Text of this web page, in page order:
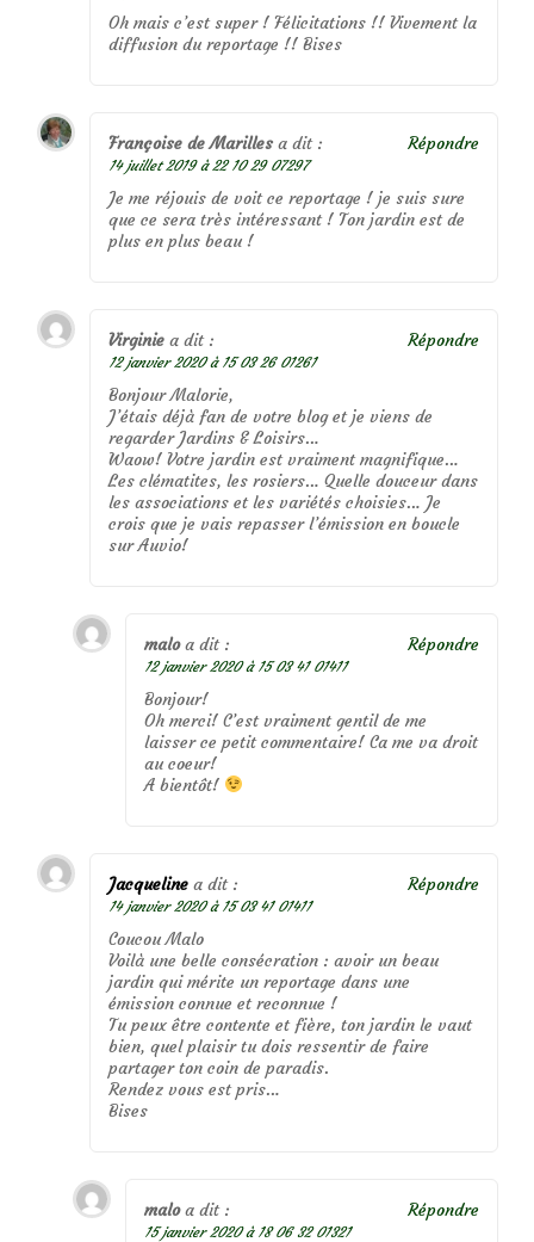
Oh mais c’est super ! Félicitations !! Vivement la
diffusion du reportage !! Bises
Françoise de Marilles a dit :
14 juillet 2019 à 22 10 29 07297
Je me réjouis de voit ce reportage ! je suis sure
que ce sera très intéressant ! Ton jardin est de
plus en plus beau !
Répondre
Virginie a dit :
12 janvier 2020 à 15 03 26 01261
Bonjour Malorie,
J’étais déjà fan de votre blog et je viens de
regarder Jardins & Loisirs…
Waow! Votre jardin est vraiment magnifique…
Les clématites, les rosiers… Quelle douceur dans
les associations et les variétés choisies… Je
crois que je vais repasser l’émission en boucle
sur Auvio!
Répondre
malo a dit :
12 janvier 2020 à 15 03 41 01411
Bonjour!
Oh merci! C’est vraiment gentil de me
laisser ce petit commentaire! Ca me va droit
au coeur!
A bientôt!
Répondre
Jacqueline a dit :
14 janvier 2020 à 15 03 41 01411
Coucou Malo
Voilà une belle consécration : avoir un beau
jardin qui mérite un reportage dans une
émission connue et reconnue !
Tu peux être contente et fière, ton jardin le vaut
bien, quel plaisir tu dois ressentir de faire
partager ton coin de paradis.
Rendez vous est pris…
Bises
Répondre
malo a dit :
15 janvier 2020 à 18 06 32 01321
Répondre